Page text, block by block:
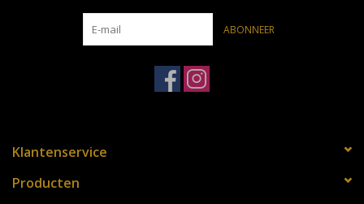
persoonlijke service via onze webshop! Je kan ons steeds
bereiken tijdens de openingsuren op het nummer: 03 651 86 17
ABONNEER
Klantenservice
Producten